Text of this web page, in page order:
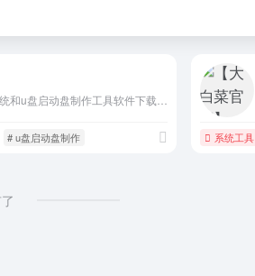
# u盘启动盘制作 系统工具